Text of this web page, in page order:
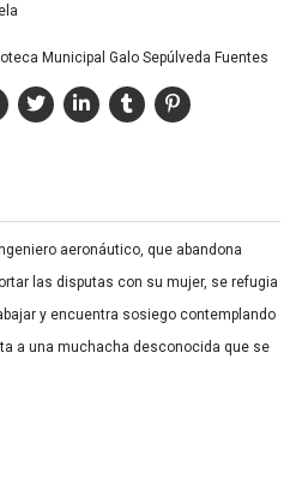
Municipal Galo Sepúlveda Fuentes
aeronáutico, que abandona
las disputas con su mujer, se refugia
y encuentra sosiego contemplando
a una muchacha desconocida que se